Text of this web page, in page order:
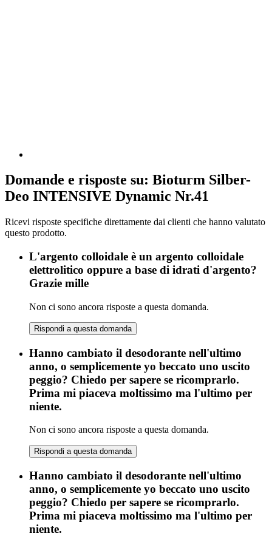
Domande e risposte su: Bioturm Silber-
Deo INTENSIVE Dynamic Nr.41
Ricevi risposte specifiche direttamente dai clienti che hanno valutato
questo prodotto.
L'argento colloidale è un argento colloidale
elettrolitico oppure a base di idrati d'argento?
Grazie mille
Non ci sono ancora risposte a questa domanda.
Rispondi a questa domanda
Hanno cambiato il desodorante nell'ultimo
anno, o semplicemente yo beccato uno uscito
peggio? Chiedo per sapere se ricomprarlo.
Prima mi piaceva moltissimo ma l'ultimo per
niente.
Non ci sono ancora risposte a questa domanda.
Rispondi a questa domanda
Hanno cambiato il desodorante nell'ultimo
anno, o semplicemente yo beccato uno uscito
peggio? Chiedo per sapere se ricomprarlo.
Prima mi piaceva moltissimo ma l'ultimo per
niente.